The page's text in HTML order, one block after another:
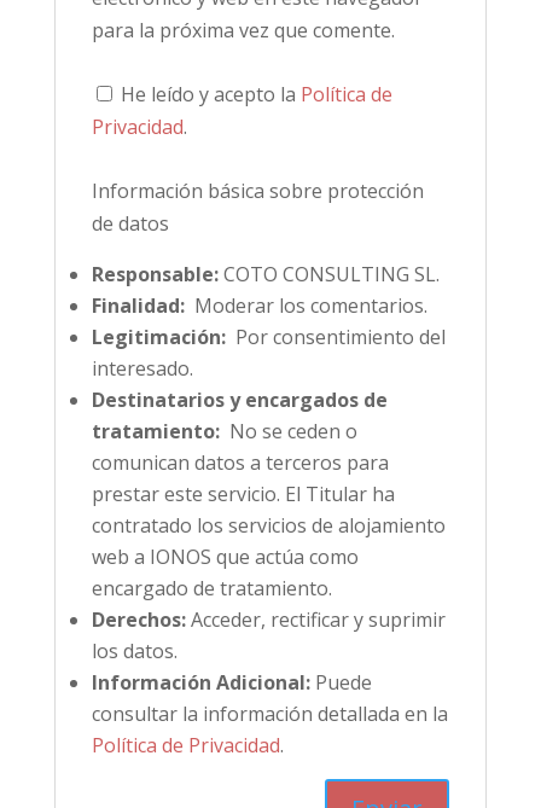
para la próxima vez que comente.
He leído y acepto la Política de
Privacidad.
Información básica sobre protección
de datos
Responsable:COTO CONSULTING SL.
Finalidad:Moderar los comentarios.
Legitimación:Por consentimiento del
interesado.
Destinatarios y encargados de
tratamiento:No se ceden o
comunican datos a terceros para
prestar este servicio. El Titular ha
contratado los servicios de alojamiento
web a IONOS que actúa como
encargado de tratamiento.
Derechos:Acceder, rectificar y suprimir
los datos.
Información Adicional:Puede
consultar la información detallada en la
Política de Privacidad.